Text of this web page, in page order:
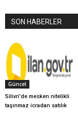
SON HABERLER
Güncel
Silivri'de mesken nitelikli
taşınmaz icradan satılık